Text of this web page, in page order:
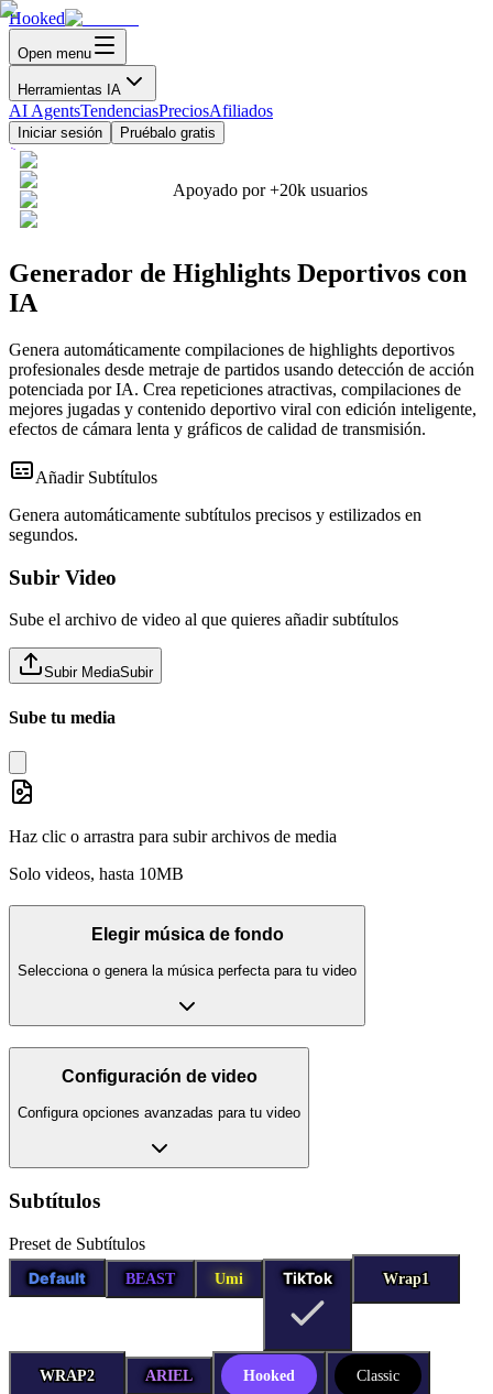
Hooked
Open menu
Herramientas IA
AI AgentsTendenciasPreciosAfiliados
Iniciar sesión Pruébalo gratis
Apoyado por +20k usuarios
Generador de Highlights Deportivos con
IA
Genera automáticamente compilaciones de highlights deportivos
profesionales desde metraje de partidos usando detección de acción
potenciada por IA. Crea repeticiones atractivas, compilaciones de
mejores jugadas y contenido deportivo viral con edición inteligente,
efectos de cámara lenta y gráficos de calidad de transmisión.
Añadir Subtítulos
Genera automáticamente subtítulos precisos y estilizados en
segundos.
Subir Video
Sube el archivo de video al que quieres añadir subtítulos
Subir MediaSubir
Sube tu media
Haz clic o arrastra para subir archivos de media
Solo videos, hasta 10MB
Elegir música de fondo
Selecciona o genera la música perfecta para tu video
Configuración de video
Configura opciones avanzadas para tu video
Subtítulos
Preset de Subtítulos
Default
BEAST Umi TikTok Wrap1
Wrap1
WRAP2
WRAP2 ARIEL Hooked Classic